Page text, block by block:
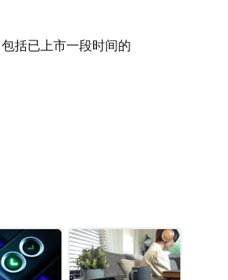
括已上市一段时间的